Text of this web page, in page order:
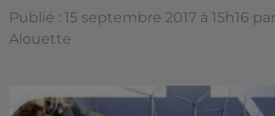
Publié : 15 septembre 2017 à 15h16
Alouette